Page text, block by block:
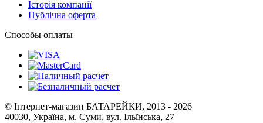
Історія компанії
Публічна оферта
Способы оплаты
© Інтернет-магазин БАТАРЕЙКИ, 2013 - 2026
40030, Україна, м. Суми, вул. Ільїнська, 27